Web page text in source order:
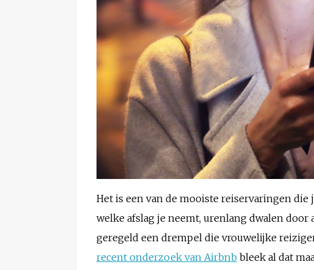
Het is een van de mooiste reiservaringen
welke afslag je neemt, urenlang dwalen
geregeld een drempel die vrouwelijke
recent onderzoek van Airbnb bleek al dat